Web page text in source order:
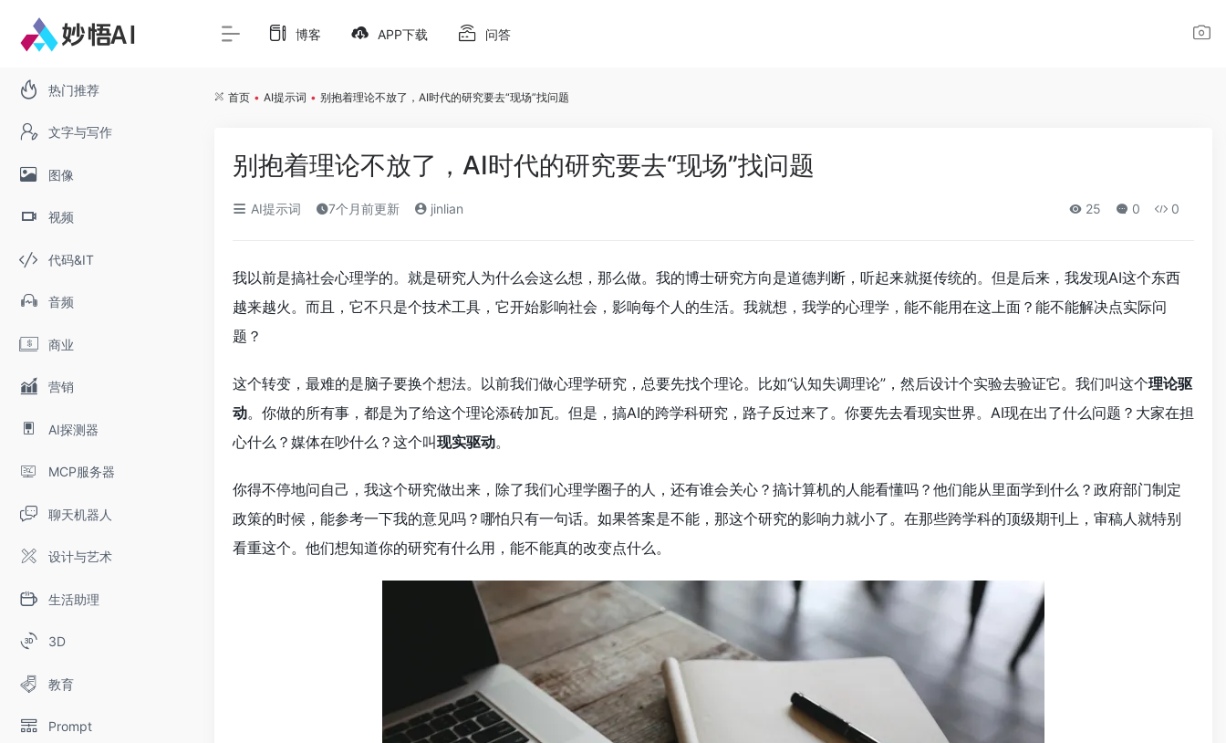
热门推荐
文字与写作
图像
视频
代码&IT
音频
商业
营销
AI探测器
MCP服务器
聊天机器人
设计与艺术
生活助理
3D
教育
Prompt
博客 APP下载 问答
首页 • AI提示词 • 别抱着理论不放了，AI时代的研究要去“现场”找问题
别抱着理论不放了，AI时代的研究要去“现场”找问题
AI提示词 7个月前更新 jinlian 25 0 0
我以前是搞社会心理学的。就是研究人为什么会这么想，那么做。我的博士研究方向是道德判断，听起来就挺传统的。但是后来，我发现AI这个东西
越来越火。而且，它不只是个技术工具，它开始影响社会，影响每个人的生活。我就想，我学的心理学，能不能用在这上面？能不能解决点实际问
题？
这个转变，最难的是脑子要换个想法。以前我们做心理学研究，总要先找个理论。比如“认知失调理论”，然后设计个实验去验证它。我们叫这个理论驱
动。你做的所有事，都是为了给这个理论添砖加瓦。但是，搞AI的跨学科研究，路子反过来了。你要先去看现实世界。AI现在出了什么问题？大家在担
心什么？媒体在吵什么？这个叫现实驱动。
你得不停地问自己，我这个研究做出来，除了我们心理学圈子的人，还有谁会关心？搞计算机的人能看懂吗？他们能从里面学到什么？政府部门制定
政策的时候，能参考一下我的意见吗？哪怕只有一句话。如果答案是不能，那这个研究的影响力就小了。在那些跨学科的顶级期刊上，审稿人就特别
看重这个。他们想知道你的研究有什么用，能不能真的改变点什么。